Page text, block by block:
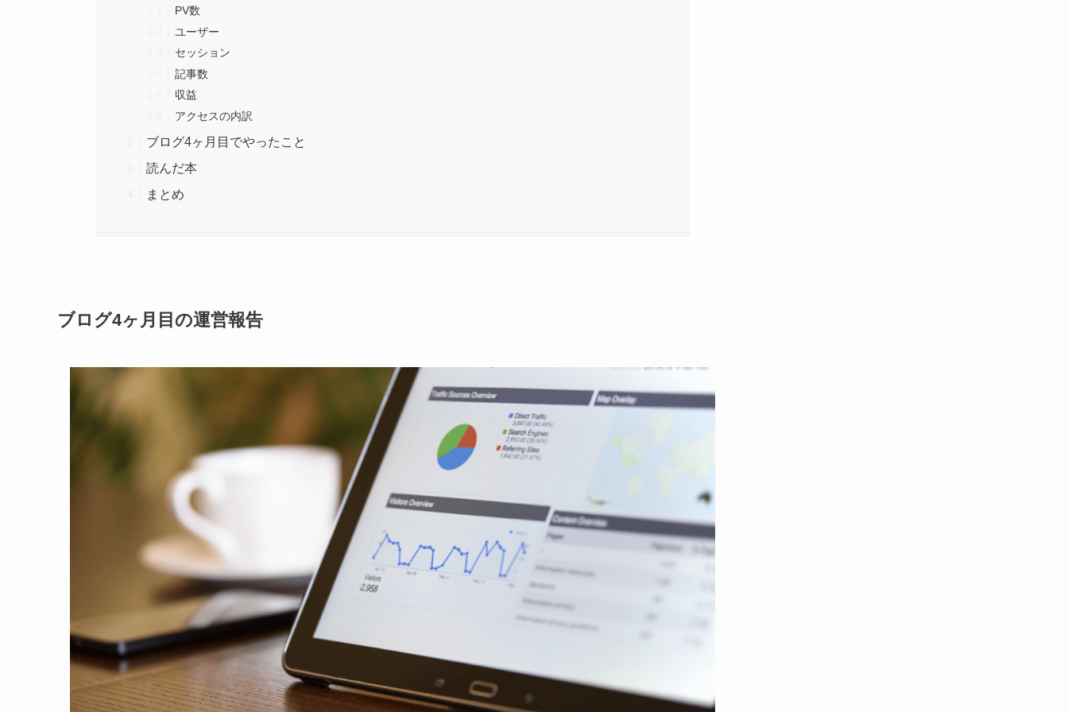
PV数
ユーザー
セッション
記事数
収益
アクセスの内訳
ブログ4ヶ月目でやったこと
読んだ本
まとめ
ブログ4ヶ月目の運営報告